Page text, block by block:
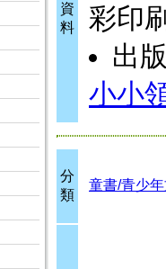
資
料
彩印
出
小小
分
類
童書/青少